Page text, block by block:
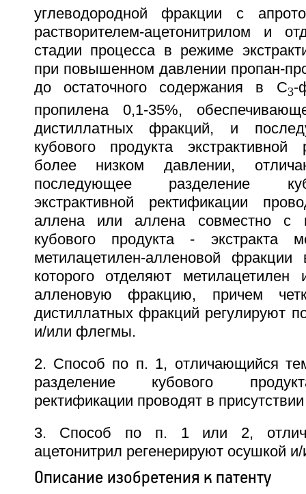
углеводородной фракции с
растворителем-ацетонитрилом и
стадии процесса в режиме
при повышенном давлении пропан-
до остаточного содержания в C3-
пропилена 0,1-35%,
дистиллатных фракций, и
кубового продукта экстрактивной
более низком давлении,
последующее разделение
экстрактивной ректификации
аллена или аллена совместно с
кубового продукта - экстракта
метилацетилен-алленовой
которого отделяют метилацетилен
алленовую фракцию, причем
дистиллатных фракций регулируют
и/или флегмы.
2. Способ по п. 1, отличающийся
разделение кубового
ректификации проводят в
3. Способ по п. 1 или 2,
ацетонитрил регенерируют осушкой
Описание изобретения к патенту